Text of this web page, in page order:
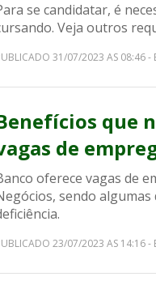
se candidatar, é
Veja outros
31/07/2023 AS 08:46 -
que
de
oferece vagas de
sendo algumas
23/07/2023 AS 14:16 -